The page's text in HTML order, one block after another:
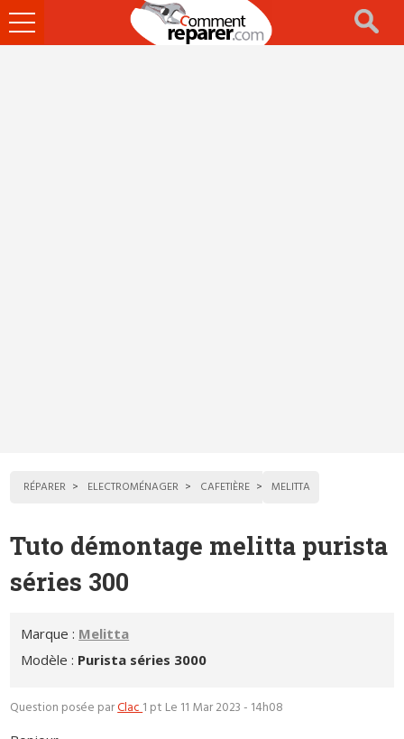
Ouvrir
le
RÉPARER ELECTROMÉNAGER CAFETIÈRE MELITTA
Tuto démontage melitta purista
séries 300
Marque : Melitta
Modèle : Purista séries 3000
Question posée parClac1 pt Le 11 Mar 2023 - 14h08